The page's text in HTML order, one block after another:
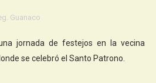
Guanaco
jornada de festejos en la vecina
se celebró el Santo Patrono.